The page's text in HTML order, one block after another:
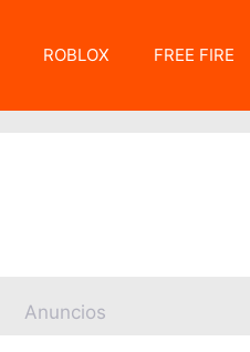
ROBLOX FREE FIRE
Anuncios